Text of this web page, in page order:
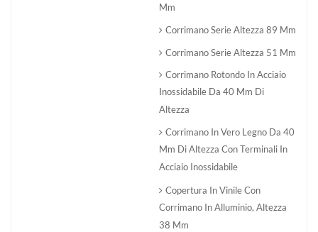
Mm
Corrimano Serie Altezza 89 Mm
Corrimano Serie Altezza 51 Mm
Corrimano Rotondo In Acciaio
Inossidabile Da 40 Mm Di
Altezza
Corrimano In Vero Legno Da 40
Mm Di Altezza Con Terminali In
Acciaio Inossidabile
Copertura In Vinile Con
Corrimano In Alluminio, Altezza
38 Mm